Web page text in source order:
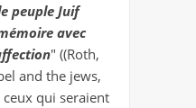
peuple Juif
avec
" ((Roth,
and the jews,
ceux qui seraient